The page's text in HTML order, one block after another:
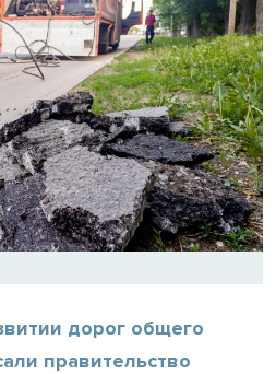
дорог общего
правительство